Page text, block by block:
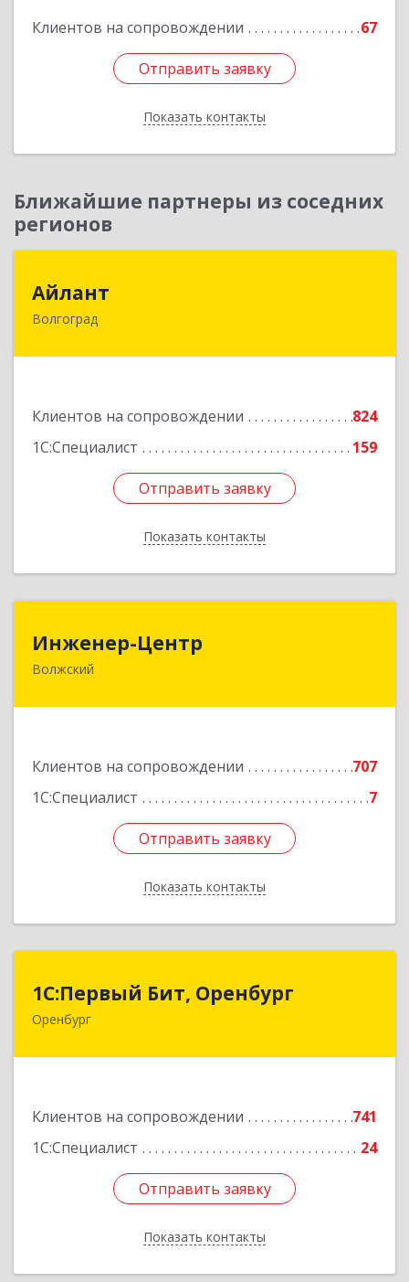
Клиентов на сопровождении 67
Отправить заявку
Показать контакты
Отправить заявку
Назад
Ближайшие партнеры из соседних
регионов
Айлант
Волгоград
Клиентов на сопровождении
824
1С:Специалист
159
Отправить заявку
Показать контакты
400001, Волгоградская обл, Волгоград г, им
Отправить заявку
Назад
Инженер-Центр
Волжский
Клиентов на сопровождении
707
1С:Специалист
7
Отправить заявку
Показать контакты
404120, Волгоградская обл, Волжский г, им
Отправить заявку
Назад
1С:Первый Бит, Оренбург
Оренбург
Клиентов на сопровождении
741
1С:Специалист
24
Отправить заявку
Показать контакты
1С:Первый Бит, Оренбург
460044, Оренбургская обл, Оренбург, Березка
Отправить заявку
Назад